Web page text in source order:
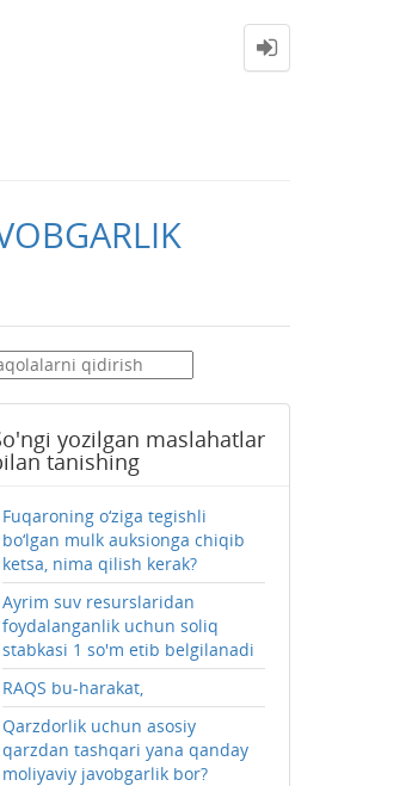
yozilgan maslahatlar
tanishing
Fuqaroning o‘ziga tegishli
bo‘lgan mulk auksionga chiqib
ketsa, nima qilish kerak?
Ayrim suv resurslaridan
foydalanganlik uchun soliq
stabkasi 1 so'm etib belgilanadi
RAQS bu-harakat,
Qarzdorlik uchun asosiy
qarzdan tashqari yana qanday
moliyaviy javobgarlik bor?